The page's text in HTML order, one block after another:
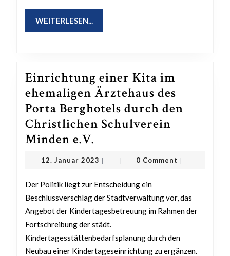
WEITERLESEN...
Einrichtung einer Kita im
ehemaligen Ärztehaus des
Porta Berghotels durch den
Christlichen Schulverein
Minden e.V.
einer
Kita
im
ehemaligen
Ärztehaus
des
Porta
12. Januar 2023 12.
| | 0 Comment |
Der Politik liegt zur Entscheidung ein
Beschlussverschlag der Stadtverwaltung vor, das
Angebot der Kindertagesbetreuung im Rahmen der
Fortschreibung der städt.
Kindertagesstättenbedarfsplanung durch den
Neubau einer Kindertageseinrichtung zu ergänzen.